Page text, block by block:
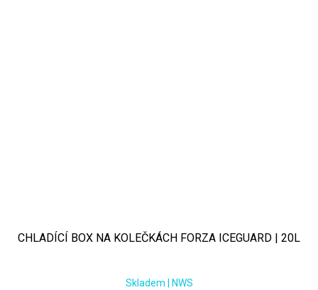
CHLADÍCÍ BOX NA KOLEČKÁCH FORZA ICEGUARD | 20L
Skladem | NWS